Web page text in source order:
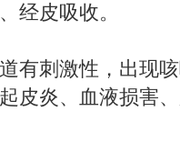
经皮吸收。
有刺激性，出现
皮炎、血液损害